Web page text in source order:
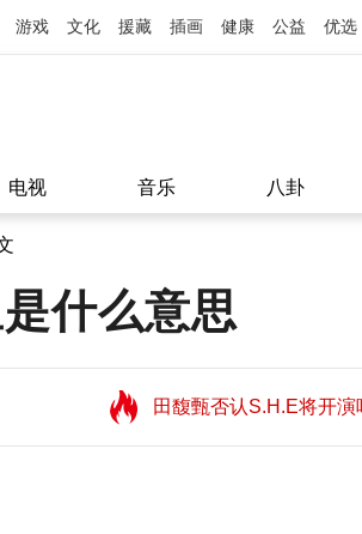
游戏 文化 援藏 插画 健康 公益 优选
电视 音乐 八卦
什么意思
田馥甄否认S.H.E将开